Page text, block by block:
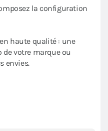
la configuration
haute qualité : une
votre marque ou
envies.